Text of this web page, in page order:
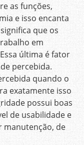
as funções,
e isso encanta
que os
em
última é fator
percebida.
quando o
exatamente isso
possui boas
de usabilidade e
manutenção, de